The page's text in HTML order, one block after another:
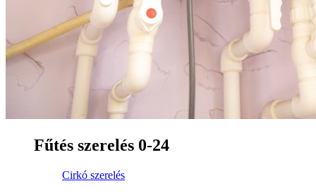
Fűtés szerelés 0-24
Cirkó szerelés